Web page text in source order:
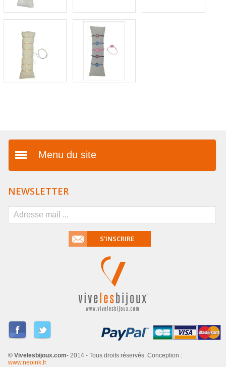
Menu du site
FAQ
Mentions légales
Conditions générales de
Livraison & paiement
Dropshipping
Partenaires
Contactez-nous
NEWSLETTER
S'INSCRIRE
© Vivelesbijoux.com- 2014 - Tous droits réservés. Conception :
www.neoink.fr